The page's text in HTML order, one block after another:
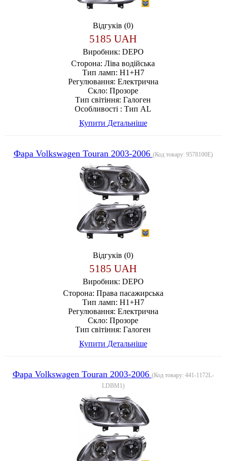
Відгуків (0)
5185 UAH
Виробник: DEPO
Сторона: Ліва водійська
Тип ламп: H1+H7
Регулювання: Електрична
Скло: Прозоре
Тип світіння: Галоген
Особливості : Тип AL
Купити Детальніше
Фара Volkswagen Touran 2003-2006 (Код товару: 9578100E)
Відгуків (0)
5185 UAH
Виробник: DEPO
Сторона: Права пасажирська
Тип ламп: H1+H7
Регулювання: Електрична
Скло: Прозоре
Тип світіння: Галоген
Купити Детальніше
Фара Volkswagen Touran 2003-2006 (Код товару: 441-1172L-
LDBM1)